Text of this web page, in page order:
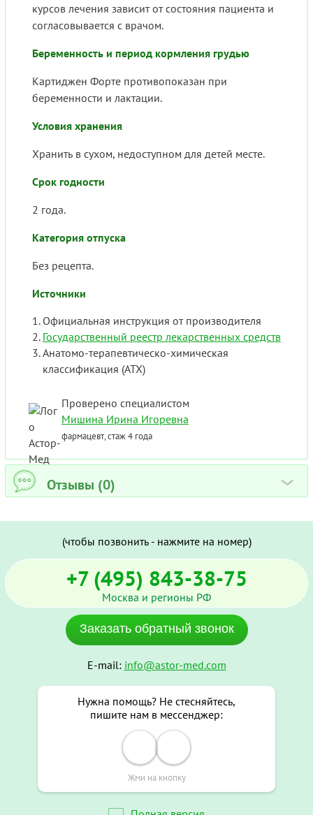
курсов лечения зависит от состояния пациента и
согласовывается с врачом.
Беременность и период кормления грудью
Картиджен Форте противопоказан при
беременности и лактации.
Условия хранения
Хранить в сухом, недоступном для детей месте.
Срок годности
2 года.
Категория отпуска
Без рецепта.
Источники
Официальная инструкция от производителя
Государственный реестр лекарственных средств
Анатомо-терапевтическо-химическая
классификация (ATX)
Проверено специалистом
Мишина Ирина Игоревна
фармацевт, стаж 4 года
Отзывы (0) ›
(чтобы позвонить - нажмите на номер)
+7 (495) 843-38-75
Москва и регионы РФ
Заказать обратный звонок
E-mail: info@astor-med.com
Нужна помощь? Не стесняйтесь,
пишите нам в мессенджер:
Жми на кнопку